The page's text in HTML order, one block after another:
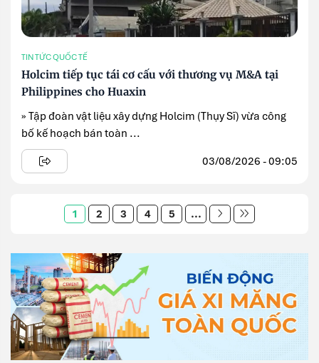
TIN TỨC QUỐC TẾ
Holcim tiếp tục tái cơ cấu với thương vụ M&A tại
Philippines cho Huaxin
» Tập đoàn vật liệu xây dựng Holcim (Thụy Sĩ) vừa công
bố kế hoạch bán toàn ...
03/08/2026 - 09:05
1 2 3 4 5 ...